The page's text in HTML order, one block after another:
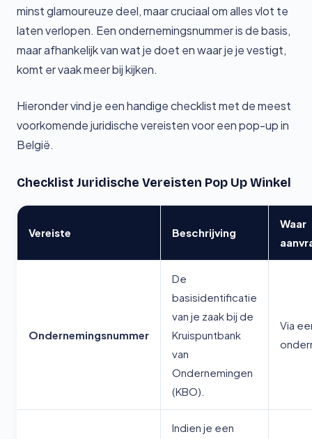
minst glamoureuze deel, maar cruciaal om alles vlot te
laten verlopen. Een ondernemingsnummer is de basis,
maar afhankelijk van wat je doet en waar je je vestigt,
komt er vaak meer bij kijken.
Hieronder vind je een handige checklist met de meest
voorkomende juridische vereisten voor een pop-up in
België.
Checklist Juridische Vereisten Pop Up Winkel
Vereiste Beschrijving
Waar
Ondernemingsnummer
De
basisidentificatie
van je zaak bij de
Kruispuntbank
van
Ondernemingen
(KBO).
Via
Indien je een